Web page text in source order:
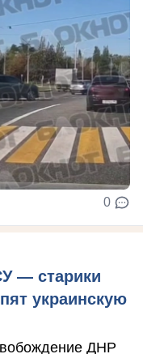
0
— старики
украинскую
ДНР